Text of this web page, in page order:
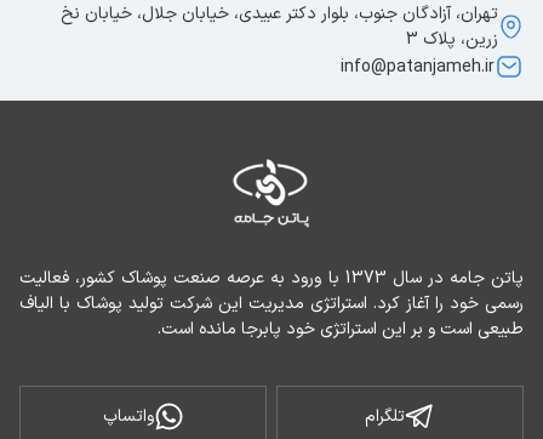
طبیعی است و بر این استراتژی خود پابرجا مانده است.
تلگرام واتساپ
تهران، آزادگان جنوب، بلوار دکتر عبیدی، خیابان جلال، خیابان نخ
زرین، پلاک 3
info@patanjameh.ir